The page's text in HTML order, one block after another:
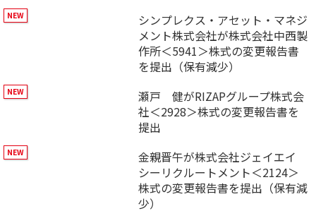
シンプレクス・アセット・マネジ
メント株式会社が株式会社中西製
作所＜5941＞株式の変更報告書
を提出（保有減少）
瀬戸 健がRIZAPグループ株式会
社＜2928＞株式の変更報告書を
提出
金親晋午が株式会社ジェイエイ
シーリクルートメント＜2124＞
株式の変更報告書を提出（保有減
少）